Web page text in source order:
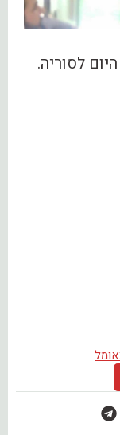
לסוריה.